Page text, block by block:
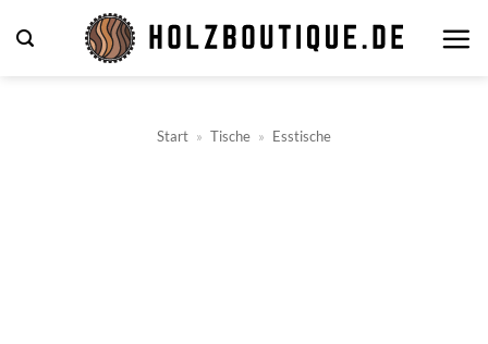
Inhalt
Start » Tische » Esstische